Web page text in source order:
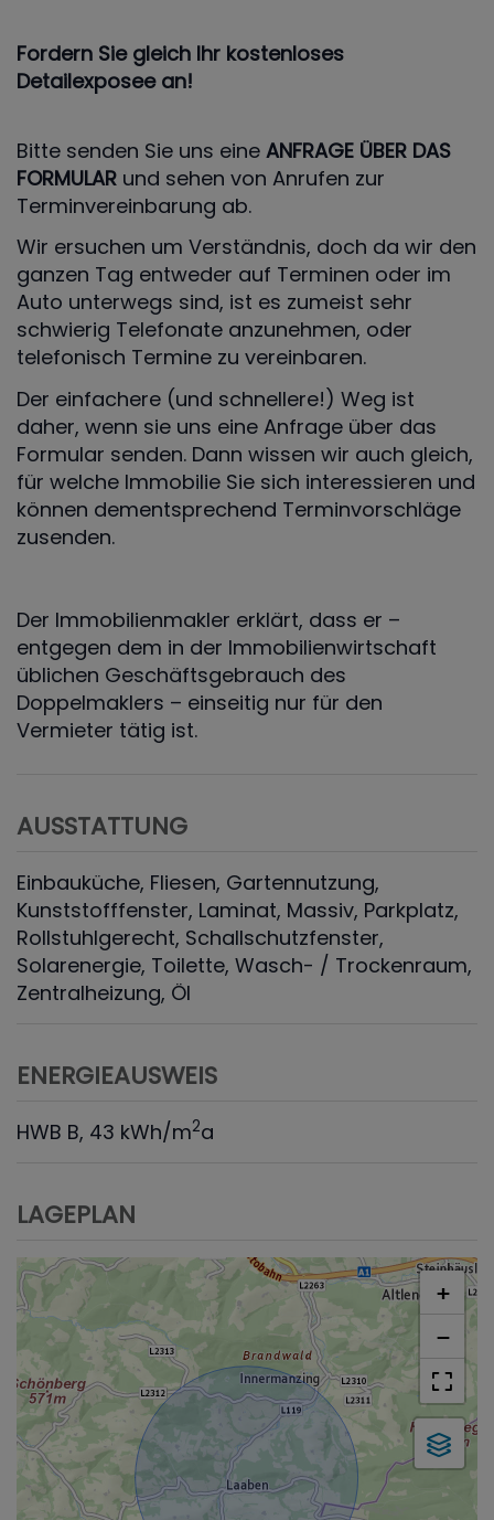
Fordern Sie gleich Ihr kostenloses
Detailexposee an!
Bitte senden Sie uns eine ANFRAGE ÜBER DAS
FORMULAR und sehen von Anrufen zur
Terminvereinbarung ab.
Wir ersuchen um Verständnis, doch da wir den
ganzen Tag entweder auf Terminen oder im
Auto unterwegs sind, ist es zumeist sehr
schwierig Telefonate anzunehmen, oder
telefonisch Termine zu vereinbaren.
Der einfachere (und schnellere!) Weg ist
daher, wenn sie uns eine Anfrage über das
Formular senden. Dann wissen wir auch gleich,
für welche Immobilie Sie sich interessieren und
können dementsprechend Terminvorschläge
zusenden.
Der Immobilienmakler erklärt, dass er –
entgegen dem in der Immobilienwirtschaft
üblichen Geschäftsgebrauch des
Doppelmaklers – einseitig nur für den
Vermieter tätig ist.
AUSSTATTUNG
Einbauküche Fliesen Gartennutzung
Kunststofffenster Laminat Massiv Parkplatz
Rollstuhlgerecht Schallschutzfenster
Solarenergie Toilette Wasch- / Trockenraum
Zentralheizung Öl
ENERGIEAUSWEIS
HWB B, 43 kWh/m2a
LAGEPLAN
+
−